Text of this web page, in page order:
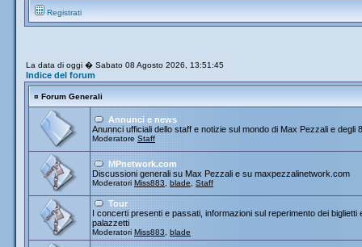
Registrati
La data di oggi � Sabato 08 Agosto 2026, 13:51:45
Indice del forum
¤ Forum Generali
Annunci e news
Anunnci ufficiali dello staff e notizie sul mondo di Max Pezzali e degli
Moderatore Staff
MPnetwork.com
Discussioni generali su Max Pezzali e su maxpezzalinetwork.com
Moderatori Miss883 blade Staff
Tour
I concerti presenti e passati, informazioni sul reperimento dei
palazzetti
Moderatori Miss883 blade